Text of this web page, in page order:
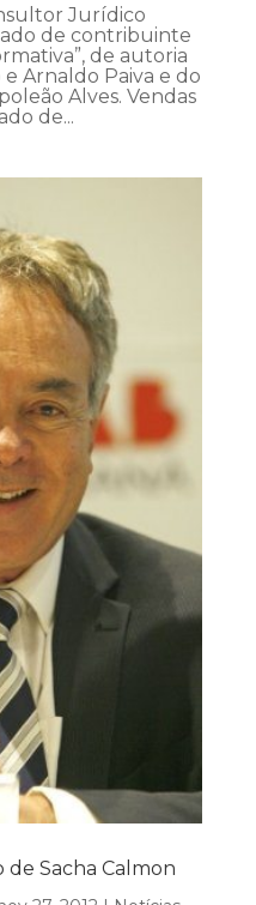
Jurídico
de contribuinte
de autoria
Arnaldo Paiva e do
Alves. Vendas
de...
Sacha Calmon